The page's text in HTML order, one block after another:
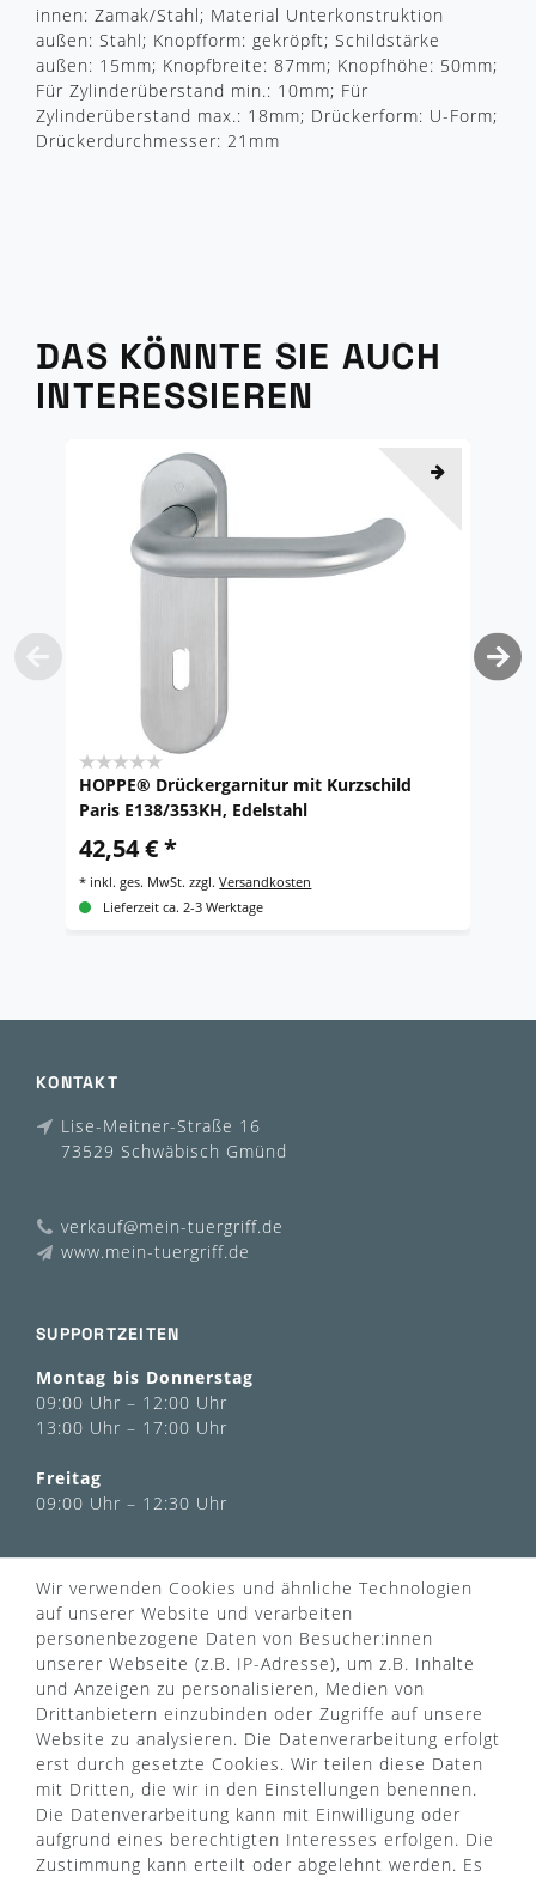
innen: Zamak/Stahl; Material Unterkonstruktion
außen: Stahl; Knopfform: gekröpft; Schildstärke
außen: 15mm; Knopfbreite: 87mm; Knopfhöhe: 50mm;
Für Zylinderüberstand min.: 10mm; Für
Zylinderüberstand max.: 18mm; Drückerform: U-Form;
Drückerdurchmesser: 21mm
DAS KÖNNTE SIE AUCH
INTERESSIEREN
HOPPE® Drückergarnitur mit Kurzschild
Paris E138/353KH, Edelstahl
42,54 € *
* inkl. ges. MwSt. zzgl.Versandkosten
Lieferzeit ca. 2-3 Werktage
KONTAKT
Lise-Meitner-Straße 16
73529 Schwäbisch Gmünd
verkauf@mein-tuergriff.de
www.mein-tuergriff.de
SUPPORTZEITEN
Montag bis Donnerstag
09:00 Uhr – 12:00 Uhr
13:00 Uhr – 17:00 Uhr
Freitag
09:00 Uhr – 12:30 Uhr
Über uns
Kontaktformular
FAQ
Türgriff Lexikon
Widerrufsrecht
Sitemap
AGB
Zahlung & Versand
Datenschutz
Impressum
Rücksendung
Markenwelt
Widerruf erklären
Wir verwenden Cookies und ähnliche Technologien
auf unserer Website und verarbeiten
personenbezogene Daten von Besucher:innen
unserer Webseite (z.B. IP-Adresse), um z.B. Inhalte
und Anzeigen zu personalisieren, Medien von
Drittanbietern einzubinden oder Zugriffe auf unsere
Website zu analysieren. Die Datenverarbeitung erfolgt
erst durch gesetzte Cookies. Wir teilen diese Daten
mit Dritten, die wir in den Einstellungen benennen.
Die Datenverarbeitung kann mit Einwilligung oder
aufgrund eines berechtigten Interesses erfolgen. Die
Zustimmung kann erteilt oder abgelehnt werden. Es